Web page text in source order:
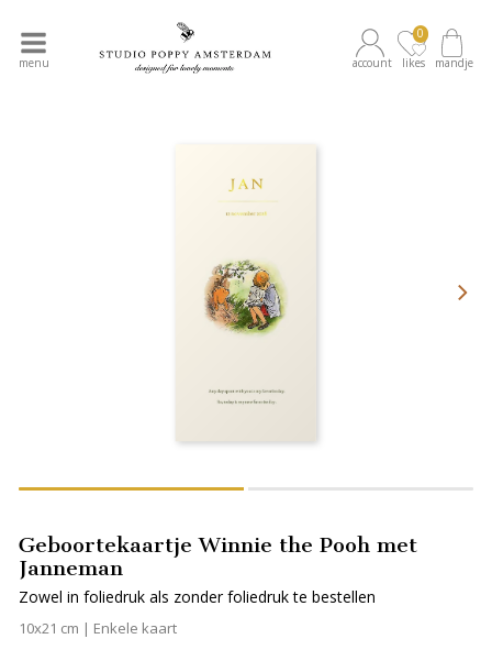
menu account likes
0
mandje
Geboortekaartje Winnie the Pooh met
Janneman
Zowel in foliedruk als zonder foliedruk te bestellen
10x21 cm | Enkele kaart